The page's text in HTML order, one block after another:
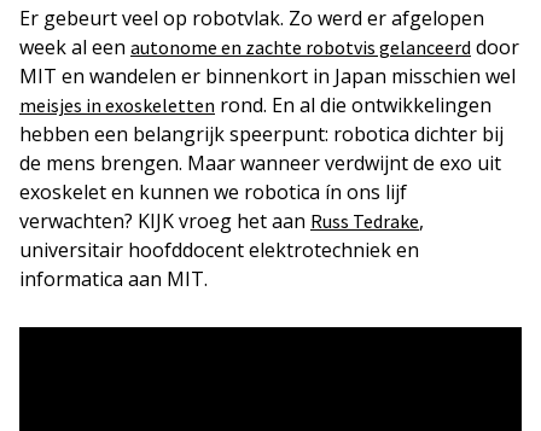
Er gebeurt veel op robotvlak. Zo werd er afgelopen
week al een autonome en zachte robotvis gelanceerd door
MIT en wandelen er binnenkort in Japan misschien wel
meisjes in exoskeletten rond. En al die ontwikkelingen
hebben een belangrijk speerpunt: robotica dichter bij
de mens brengen. Maar wanneer verdwijnt de exo uit
exoskelet en kunnen we robotica ín ons lijf
verwachten? KIJK vroeg het aan Russ Tedrake,
universitair hoofddocent elektrotechniek en
informatica aan MIT.